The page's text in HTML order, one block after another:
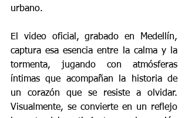
urbano.
El video oficial, grabado en Medellín,
captura esa esencia entre la calma y la
tormenta, jugando con atmósferas
íntimas que acompañan la historia de
un corazón que se resiste a olvidar.
Visualmente, se convierte en un reflejo